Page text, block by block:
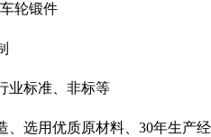
轮锻件
业标准、非标等
、选用优质原材料、30年生产经